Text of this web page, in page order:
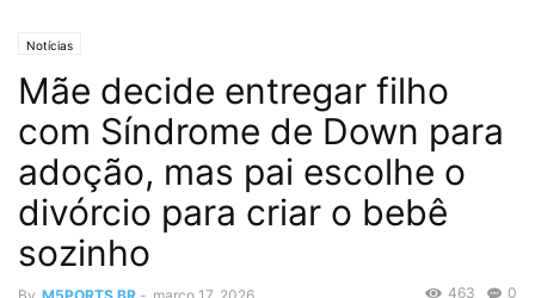
Notícias
Mãe decide entregar filho
com Síndrome de Down para
adoção, mas pai escolhe o
divórcio para criar o bebê
sozinho
0
463